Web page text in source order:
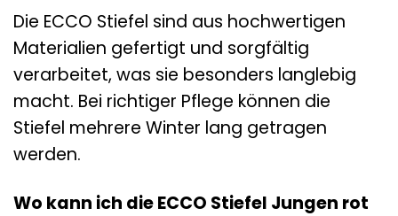
Die ECCO Stiefel sind aus hochwertigen
Materialien gefertigt und sorgfältig
verarbeitet, was sie besonders langlebig
macht. Bei richtiger Pflege können die
Stiefel mehrere Winter lang getragen
werden.
Wo kann ich die ECCO Stiefel Jungen rot